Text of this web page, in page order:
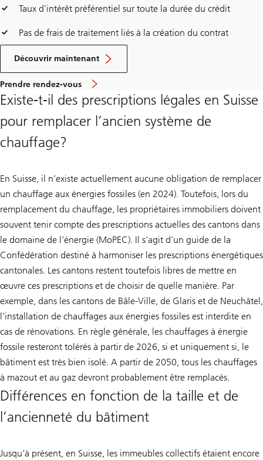
Taux d’intérêt préférentiel sur toute la durée du crédit
Pas de frais de traitement liés à la création du contrat
Découvrir maintenant
Prendre rendez-vous
en
sur
UBS
Existe-t-il des prescriptions légales en Suisse
pour remplacer l’ancien système de
chauffage?
En Suisse, il n’existe actuellement aucune obligation de remplacer
un chauffage aux énergies fossiles (en 2024). Toutefois, lors du
remplacement du chauffage, les propriétaires immobiliers doivent
souvent tenir compte des prescriptions actuelles des cantons dans
le domaine de l’énergie (MoPEC). Il s’agit d’un guide de la
Confédération destiné à harmoniser les prescriptions énergétiques
cantonales. Les cantons restent toutefois libres de mettre en
œuvre ces prescriptions et de choisir de quelle manière. Par
exemple, dans les cantons de Bâle-Ville, de Glaris et de Neuchâtel,
l’installation de chauffages aux énergies fossiles est interdite en
cas de rénovations. En règle générale, les chauffages à énergie
fossile resteront tolérés à partir de 2026, si et uniquement si, le
bâtiment est très bien isolé. A partir de 2050, tous les chauffages
à mazout et au gaz devront probablement être remplacés.
Différences en fonction de la taille et de
l’ancienneté du bâtiment
Jusqu’à présent, en Suisse, les immeubles collectifs étaient encore